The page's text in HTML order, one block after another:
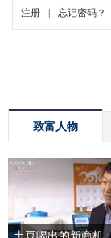
致富人物